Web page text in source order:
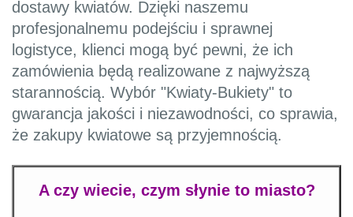
dostawy kwiatów. Dzięki naszemu
profesjonalnemu podejściu i sprawnej
logistyce, klienci mogą być pewni, że ich
zamówienia będą realizowane z najwyższą
starannością. Wybór "Kwiaty-Bukiety" to
gwarancja jakości i niezawodności, co sprawia,
że zakupy kwiatowe są przyjemnością.
A czy wiecie, czym słynie to miasto?